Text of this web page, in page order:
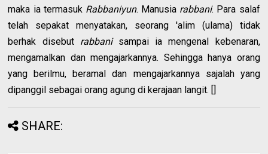
maka ia termasuk Rabbaniyun. Manusia rabbani. Para salaf
telah sepakat menyatakan, seorang 'alim (ulama) tidak
berhak disebut rabbanisampai ia mengenal kebenaran,
mengamalkan dan mengajarkannya. Sehingga hanya orang
yang berilmu, beramal dan mengajarkannya sajalah yang
dipanggil sebagai orang agung di kerajaan langit. []
SHARE: